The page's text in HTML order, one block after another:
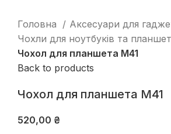
Головна
Аксесуари для
Чохли для ноутбуків та
Чохол для планшета М41
Back to products
Чохол для планшета М41
520,00 ₴